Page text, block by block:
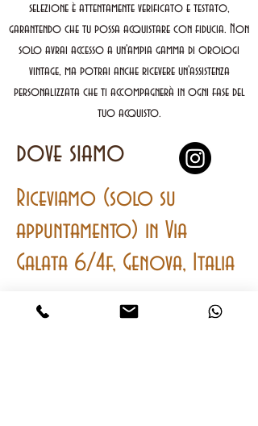
selezione è attentamente verificato e testato,
garantendo che tu possa acquistare con fiducia. Non
solo avrai accesso a un'ampia gamma di orologi
vintage, ma potrai anche ricevere un'assistenza
personalizzata che ti accompagnerà in ogni fase del
tuo acquisto.
dove siamo
Riceviamo (solo su
appuntamento) in Via
Galata 6/4f, Genova, Italia
contatti